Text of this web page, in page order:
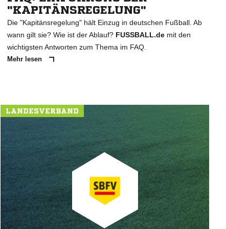
"KAPITÄNSREGELUNG"
Die "Kapitänsregelung" hält Einzug in deutschen Fußball. Ab
wann gilt sie? Wie ist der Ablauf? FUSSBALL.de mit den
wichtigsten Antworten zum Thema im FAQ.
Mehr lesen
LANDESVERBAND